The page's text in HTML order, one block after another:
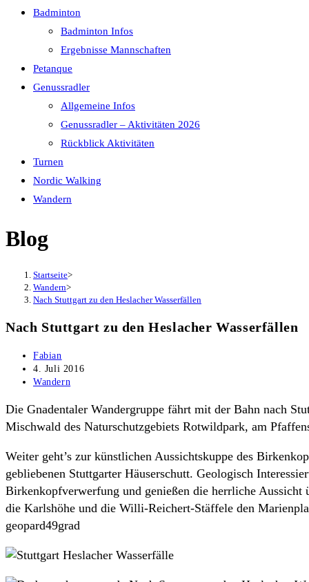
Badminton
Badminton Infos
Ergebnisse Mannschaften
Petanque
Genussradler
Allgemeine Infos
Genussradler – Aktivitäten 2026
Rückblick Aktivitäten
Turnen
Nordic Walking
Wandern
Blog
Startseite>
Wandern>
Nach Stuttgart zu den Heslacher Wasserfällen
Nach Stuttgart zu den Heslacher Wasserfällen
Beitrags-
Autor:
Fabian
Beitrag
veröffentlicht:
4. Juli 2016
Beitrags-
Wandern
Die Gnadentaler Wandergruppe fährt mit der Bahn nach
Mischwald des Naturschutzgebiets Rotwildpark, am
Weiter geht’s zur künstlichen Aussichtskuppe des
gebliebenen Stuttgarter Häuserschutt. Geologisch
Birkenkopfverwerfung und genießen die herrliche Aussicht
die Karlshöhe und die Willi-Reichert-Stäffele den
geopard49grad